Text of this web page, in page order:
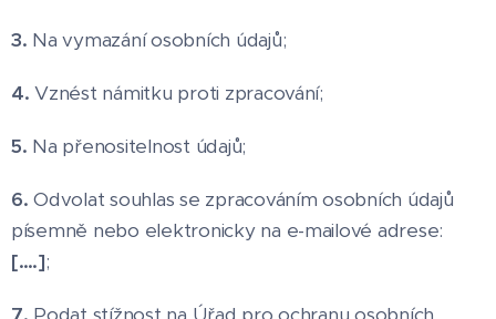
3. Na vymazání osobních údajů;
4.Vznést námitku proti zpracování;
5. Na přenositelnost údajů;
6.Odvolat souhlas se zpracováním osobních údajů
písemně nebo elektronicky na e-mailové adrese:
[….];